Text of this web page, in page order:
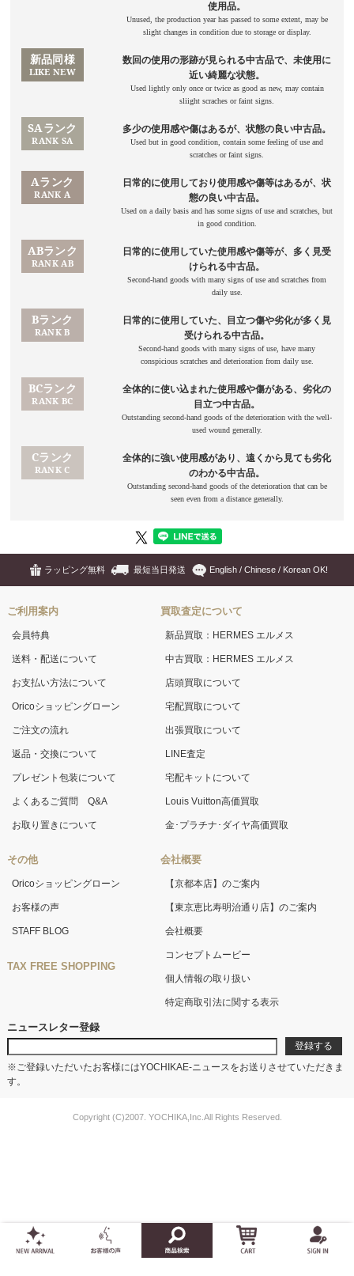
ラッピング無料 最短当日発送 English / Chinese / Korean OK!
ご利用案内
会員特典
送料・配送について
お支払い方法について
Oricoショッピングローン
ご注文の流れ
返品・交換について
プレゼント包装について
よくあるご質問 Q&A
お取り置きについて
その他
Oricoショッピングローン
お客様の声
STAFF BLOG
TAX FREE SHOPPING
買取査定について
新品買取：HERMES エルメス
中古買取：HERMES エルメス
店頭買取について
宅配買取について
出張買取について
LINE査定
宅配キットについて
Louis Vuitton高価買取
金･プラチナ･ダイヤ高価買取
会社概要
【京都本店】のご案内
【東京恵比寿明治通り店】のご案内
会社概要
コンセプトムービー
個人情報の取り扱い
特定商取引法に関する表示
ニュースレター登録
※ご登録いただいたお客様にはYOCHIKAE-ニュースをお送りさせていただきま
す。
Copyright (C)2007. YOCHIKA,Inc.All Rights Reserved.